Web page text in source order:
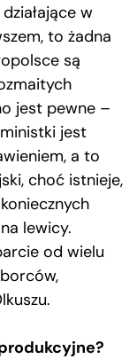
w
to żadna
są
jest pewne –
jest
a to
choć istnieje,
lewicy.
od wielu